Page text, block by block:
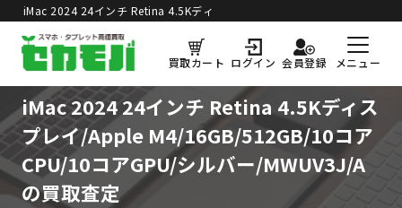
買取価格更新日：2026年8月8日
iMac 2024 24インチ Retina 4.5Kディ
コアCPU/10コアGPU/シルバ
ー/MWUV3J/A の買取査定
買取カート ログイン 会員登録 メニュー
iMac 2024 24インチ Retina 4.5Kディス
プレイ/Apple M4/16GB/512GB/10コア
CPU/10コアGPU/シルバー/MWUV3J/A
の買取査定